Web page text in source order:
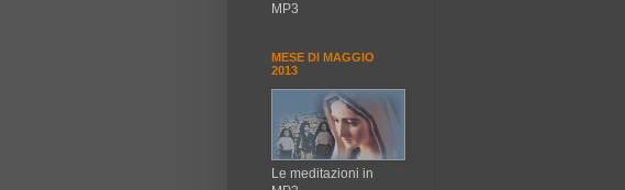
MP3
MESE DI MAGGIO
2013
Le meditazioni in